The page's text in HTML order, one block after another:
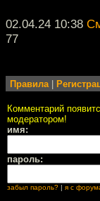
02.04.24 10:38
77
Правила|
Комментарий
модератором!
имя:
пароль:
забыл пароль? я с